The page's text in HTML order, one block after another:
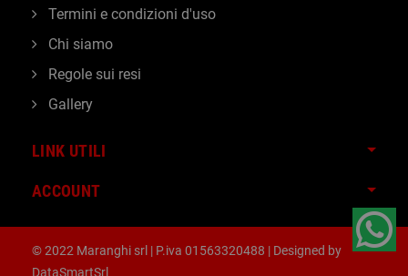
LINK UTILI
ACCOUNT
Termini e condizioni d'uso
Chi siamo
Regole sui resi
Gallery
© 2022 Maranghi srl | P.iva 01563320488 | Designed by
DataSmartSrl